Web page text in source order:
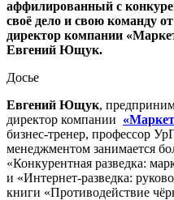
аффилированный с
своё дело и свою команду
директор компании
Евгений Ющук.
Досье
Евгений Ющук,
директор компании
бизнес-тренер, профессор
менеджментом занимается
«Конкурентная разведка:
и «Интернет-разведка:
книги «Противодействие